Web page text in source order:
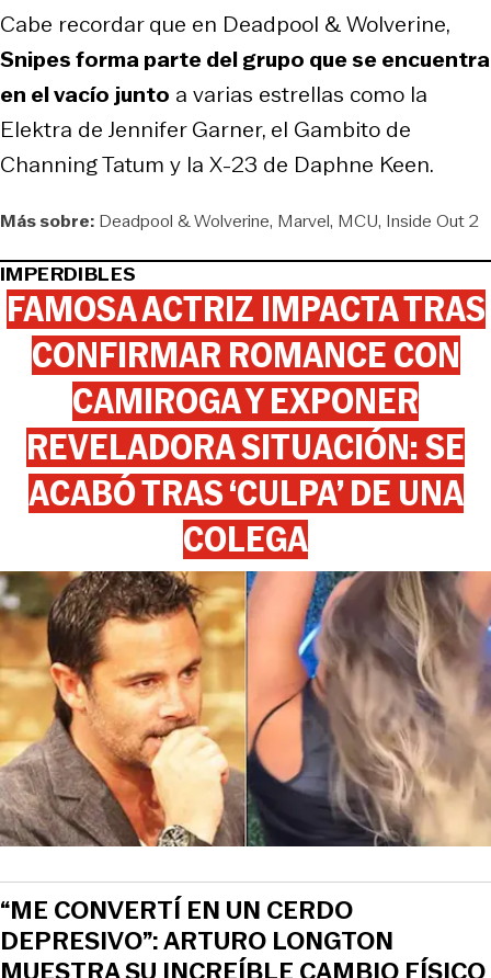
Cabe recordar que en Deadpool & Wolverine,
Snipes forma parte del grupo que se encuentra
en el vacío junto a varias estrellas como la
Elektra de Jennifer Garner, el Gambito de
Channing Tatum y la X-23 de Daphne Keen.
Más sobre: Deadpool & Wolverine Marvel MCU Inside Out 2
IMPERDIBLES
FAMOSA ACTRIZ IMPACTA TRAS
CONFIRMAR ROMANCE CON
CAMIROGA Y EXPONER
REVELADORA SITUACIÓN: SE
ACABÓ TRAS ‘CULPA’ DE UNA
COLEGA
“ME CONVERTÍ EN UN CERDO
DEPRESIVO”: ARTURO LONGTON